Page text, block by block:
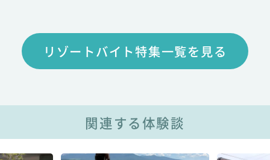
リゾートバイト特集一覧を見る
関連する体験談